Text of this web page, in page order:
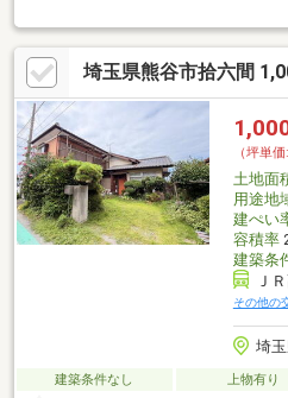
埼玉県熊谷市拾六間
（坪単価
土地面
用途地
建ぺい
容積率
建築条
Ｊ
その他の
埼
建築条件なし 上物有り